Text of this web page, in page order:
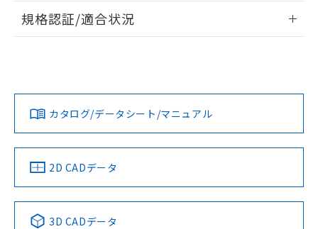
ログイン/会員登録
ダウンロードデータをご利用いただく前に、以下を必ずお読
みください。
ソフトウェアの使用条件
EU RoHS 注意事項・凡例
対応済み
中国 RoHS 注意事項・凡例
規格認証/適合状況
LR型式承認
（イギリス
船舶規格）
DNV型式承認
（ノルウェー
BV型式承認
（フランス
KR型式
（韓国
Yes No No No
カタログ/データシート/マニュアル
2D CADデータ
3D CADデータ
していることから、特段のことがない限
り、2022年1月12日より割愛しておりま